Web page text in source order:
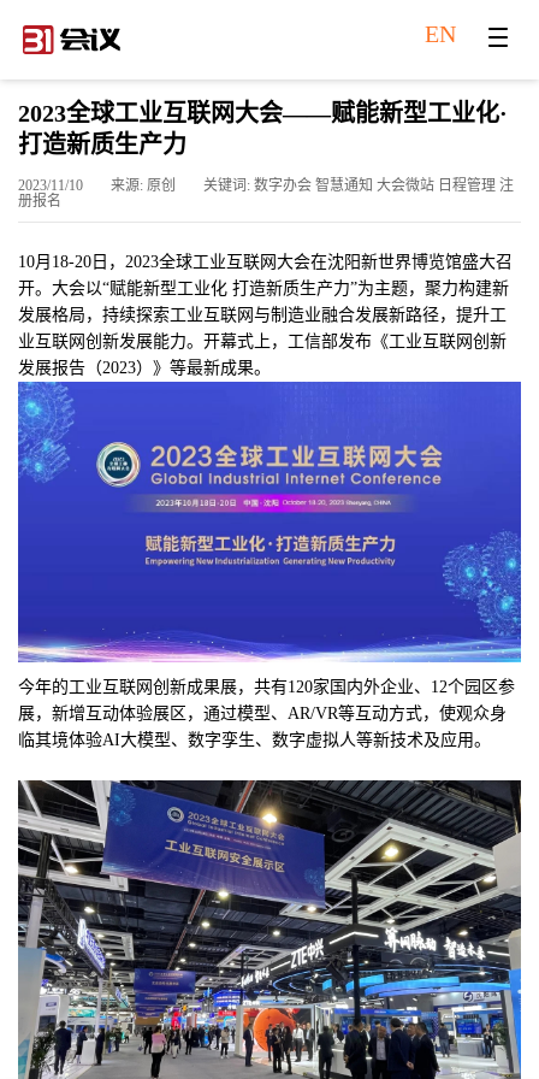
EN
2023全球工业互联网大会——赋能新型工业化·
打造新质生产力
2023/11/10 来源: 原创
关键词: 数字办会 智慧通知 大会微站 日程管理 注
册报名
10月18-20日，2023全球工业互联网大会在沈阳新世界博览馆盛大召
开。大会以“赋能新型工业化 打造新质生产力”为主题，聚力构建新
发展格局，持续探索工业互联网与制造业融合发展新路径，提升工
业互联网创新发展能力。开幕式上，工信部发布《工业互联网创新
发展报告（2023）》等最新成果。
今年的工业互联网创新成果展，共有120家国内外企业、12个园区参
展，新增互动体验展区，通过模型、AR/VR等互动方式，使观众身
临其境体验AI大模型、数字孪生、数字虚拟人等新技术及应用。